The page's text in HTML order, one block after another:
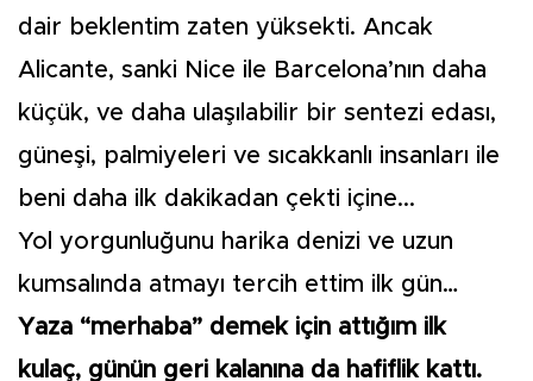
dair beklentim zaten yüksekti. Ancak
Alicante, sanki Nice ile Barcelona’nın daha
küçük, ve daha ulaşılabilir bir sentezi edası,
güneşi, palmiyeleri ve sıcakkanlı insanları ile
beni daha ilk dakikadan çekti içine...
Yol yorgunluğunu harika denizi ve uzun
kumsalında atmayı tercih ettim ilk gün…
Yaza “merhaba” demek için attığım ilk
kulaç, günün geri kalanına da hafiflik kattı.